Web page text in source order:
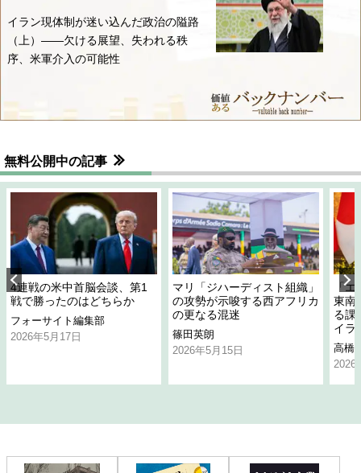
イラン現体制が迷い込んだ政治の隘路
（上）――欠ける展望、失われる秩
序、米軍介入の可能性
無料公開中の記事
4連戦の米中首脳会談、第1
戦で勝ったのはどちらか
フォーサイト編集部
2026年5月17日
マリ「ジハーディスト組織」
の攻勢が示唆する西アフリカ
の更なる混迷
篠田英朗
2026年5月15日
「
東南
る課
イラ
高橋
2026